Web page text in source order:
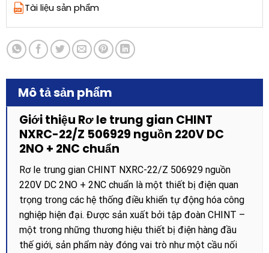
Tài liệu sản phẩm
Mô tả sản phẩm
Giới thiệu Rơ le trung gian CHINT
NXRC-22/Z 506929 nguồn 220V DC
2NO + 2NC chuẩn
Rơ le trung gian CHINT NXRC-22/Z 506929 nguồn
220V DC 2NO + 2NC chuẩn là một thiết bị điện quan
trọng trong các hệ thống điều khiển tự động hóa công
nghiệp hiện đại. Được sản xuất bởi tập đoàn CHINT –
một trong những thương hiệu thiết bị điện hàng đầu
thế giới, sản phẩm này đóng vai trò như một cầu nối